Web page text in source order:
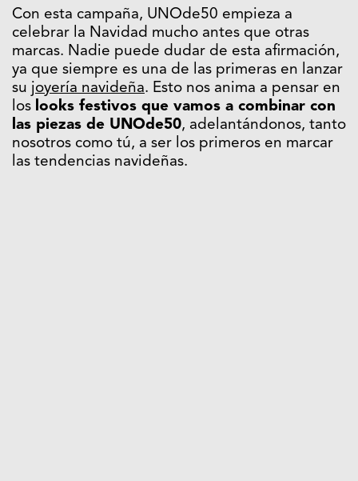
Con esta campaña, UNOde50 empieza a
celebrar la Navidad mucho antes que otras
marcas. Nadie puede dudar de esta afirmación,
ya que siempre es una de las primeras en lanzar
su joyería navideña. Esto nos anima a pensar en
los looks festivos que vamos a combinar con
las piezas de UNOde50, adelantándonos, tanto
nosotros como tú, a ser los primeros en marcar
las tendencias navideñas.